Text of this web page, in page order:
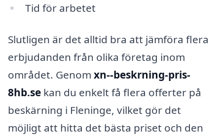
Tid för arbetet
Slutligen är det alltid bra att jämföra flera
erbjudanden från olika företag inom
området. Genom xn--beskrning-pris-
8hb.se kan du enkelt få flera offerter på
beskärning i Fleninge, vilket gör det
möjligt att hitta det bästa priset och den